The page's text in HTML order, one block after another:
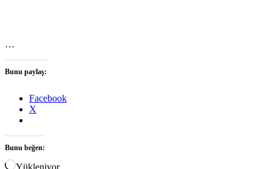
…
Bunu paylaş:
Facebook
X
Bunu beğen: